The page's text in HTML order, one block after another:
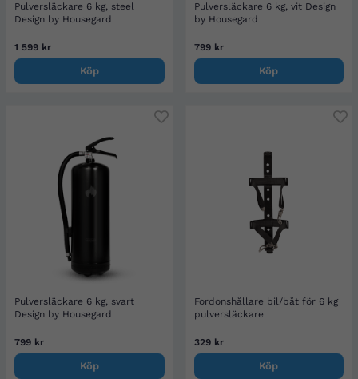
Pulversläckare 6 kg, steel
Design by Housegard
1 599 kr
Köp
Pulversläckare 6 kg, vit Design
by Housegard
799 kr
Köp
Pulversläckare 6 kg, svart
Design by Housegard
799 kr
Köp
Fordonshållare bil/båt för 6 kg
pulversläckare
329 kr
Köp